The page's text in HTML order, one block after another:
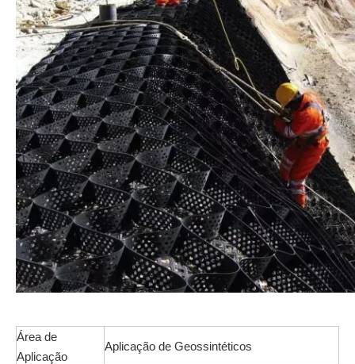
Área de
Aplicação
Aplicação de Geossintéticos